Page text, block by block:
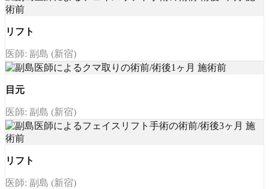
リフト
医師: 副島 (新宿)
目元
医師: 副島 (新宿)
リフト
医師: 副島 (新宿)